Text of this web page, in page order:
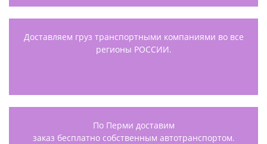
Доставляем груз транспортными компаниями во все
регионы РОССИИ.
По Перми доставим
заказ бесплатно собственным автотранспортом.